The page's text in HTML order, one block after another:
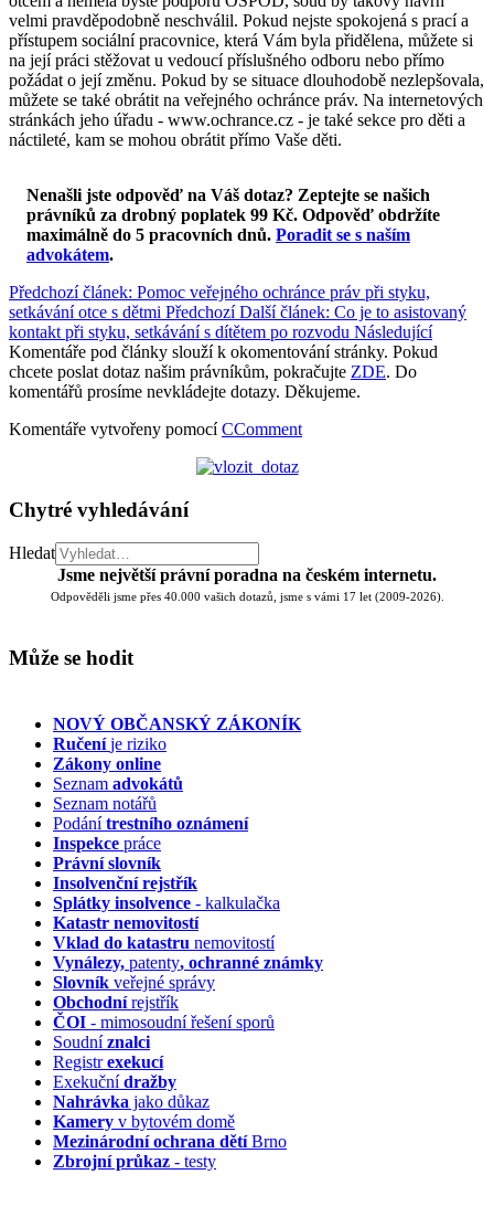
velmi pravděpodobně neschválil. Pokud nejste spokojená s prací a
přístupem sociální pracovnice, která Vám byla přidělena, můžete si
na její práci stěžovat u vedoucí příslušného odboru nebo přímo
požádat o její změnu. Pokud by se situace dlouhodobě nezlepšovala,
můžete se také obrátit na veřejného ochránce práv. Na internetových
stránkách jeho úřadu - www.ochrance.cz - je také sekce pro děti a
náctileté, kam se mohou obrátit přímo Vaše děti.
Nenašli jste odpověď na Váš dotaz? Zeptejte se našich
právníků za drobný poplatek 99 Kč. Odpověď obdržíte
maximálně do 5 pracovních dnů. Poradit se s naším
advokátem.
Předchozí článek: Pomoc veřejného ochránce práv při styku,
setkávání otce s dětmi Předchozí Další článek: Co je to asistovaný
kontakt při styku, setkávání s dítětem po rozvodu Následující
Komentáře pod články slouží k okomentování stránky. Pokud
chcete poslat dotaz našim právníkům, pokračujte ZDE. Do
komentářů prosíme nevkládejte dotazy. Děkujeme.
Komentáře vytvořeny pomocíCComment
Chytré vyhledávání
Hledat
Jsme největší právní poradna na českém internetu.
Odpověděli jsme přes 40.000 vašich dotazů, jsme s vámi 17 let (2009-2026).
Může se hodit
NOVÝ OBČANSKÝ ZÁKONÍK
Ručeníje riziko
Zákony online
Seznam advokátů
Seznam notářů
Podánítrestního oznámení
Inspekce práce
Právní slovník
Insolvenčnírejstřík
Splátky insolvence - kalkulačka
Katastr nemovitostí
Vklad do katastru nemovitostí
Vynálezy, patenty, ochranné známky
Slovník veřejné správy
Obchodnírejstřík
ČOI - mimosoudní řešení sporů
Soudníznalci
Registrexekucí
Exekučnídražby
Nahrávka jako důkaz
Kamery v bytovém domě
Mezinárodní ochrana dětíBrno
Zbrojní průkaz - testy